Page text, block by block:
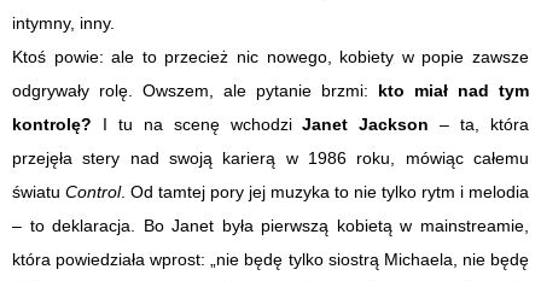
intymny, inny.
Ktoś powie: ale to przecież nic nowego, kobiety w popie zawsze
odgrywały rolę. Owszem, ale pytanie brzmi:
kto miał nad tym
kontrolę? I tu na scenę wchodziJanet Jackson – ta, która
przejęła stery nad swoją karierą w 1986 roku, mówiąc całemu
światu Control. Od tamtej pory jej muzyka to nie tylko rytm i melodia
– to deklaracja. Bo Janet była pierwszą kobietą w mainstreamie,
która powiedziała wprost: „nie będę tylko siostrą Michaela, nie będę